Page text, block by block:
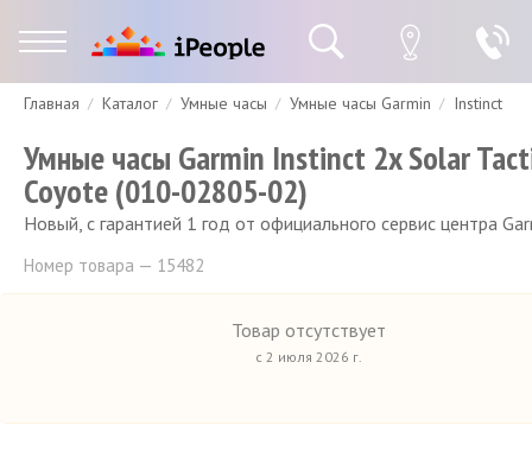
Гарантия Доставка и оплата Спецпредложения Скидки
Главная Каталог Умные часы Умные часы Garmin Instinct
Умные часы Garmin Instinct 2x Solar
Coyote (010-02805-02)
Новый, с гарантией 1 год от официального сервис центра
Номер товара — 15482
Товар отсутствует
с 2 июля 2026 г.